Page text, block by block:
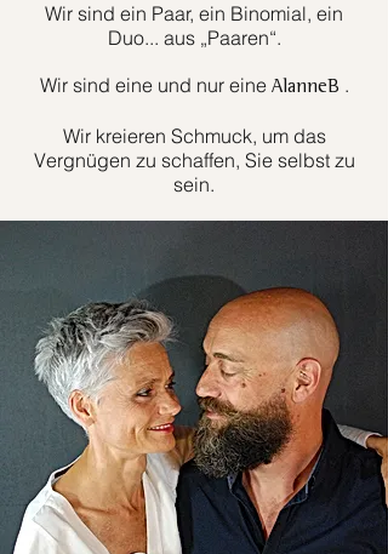
Wir sind ein Paar, ein Binomial, ein
Duo... aus „Paaren“.
Wir sind eine und nur eine AlanneB .
Wir kreieren Schmuck, um das
Vergnügen zu schaffen, Sie selbst zu
sein.